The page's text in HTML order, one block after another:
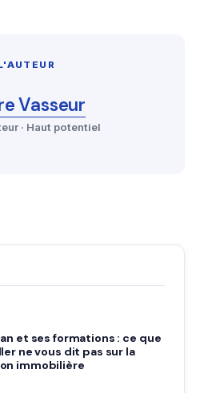
Vasseur
· Haut potentiel
et ses formations : ce que
ne vous dit pas sur la
immobilière